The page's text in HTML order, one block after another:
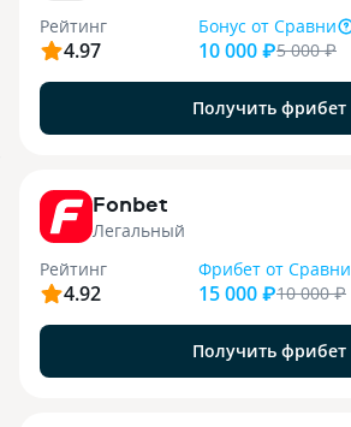
Рейтинг
4.97
Бонус от Сравни
10 000 ₽5 000₽
Получить фрибет
Fonbet
Легальный
Рейтинг
4.92
Фрибет от Сравни
15 000 ₽10 000₽
Получить фрибет